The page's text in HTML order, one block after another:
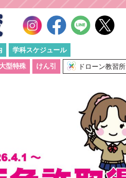
学科スケジュール
大型特殊 けん引 ドローン教習所